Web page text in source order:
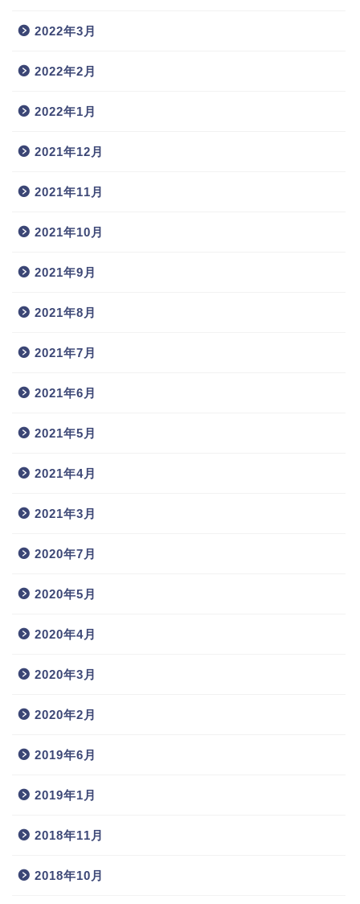
2022年3月
2022年2月
2022年1月
2021年12月
2021年11月
2021年10月
2021年9月
2021年8月
2021年7月
2021年6月
2021年5月
2021年4月
2021年3月
2020年7月
2020年5月
2020年4月
2020年3月
2020年2月
2019年6月
2019年1月
2018年11月
2018年10月